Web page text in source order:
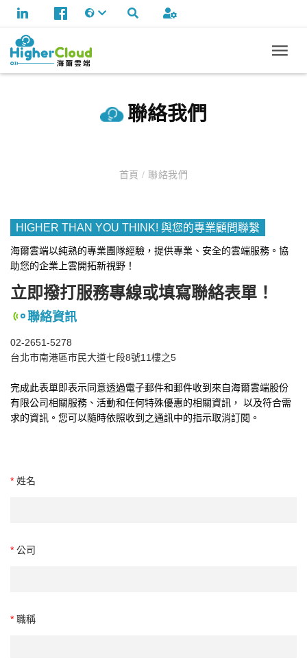
聯絡我們
首頁/ 聯絡我們
HIGHER THAN YOU THINK! 與您的專業顧問聯繫
海爾雲端以純熟的專業團隊經驗，提供專業、安全的雲端服務。協
助您的企業上雲開拓新視野！
立即撥打服務專線或填寫聯絡表單！
聯絡資訊
02-2651-5278
台北市南港區市民大道七段8號11樓之5
完成此表單即表示同意透過電子郵件和郵件收到來自海爾雲端股份
有限公司相關服務、活動和任何特殊優惠的相關資訊， 以及符合需
求的資訊。您可以隨時依照收到之通訊中的指示取消訂閱。
* 姓名
* 公司
* 職稱